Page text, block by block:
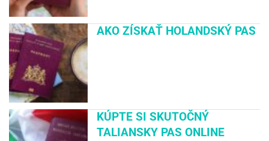
AKO ZÍSKAŤ HOLANDSKÝ PAS
KÚPTE SI SKUTOČNÝ
TALIANSKY PAS ONLINE